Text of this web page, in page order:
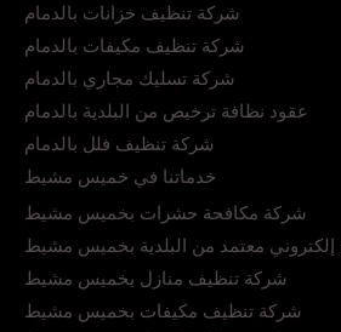
شركة تنظيف خزانات بالدمام
شركة تنظيف مكيفات بالدمام
شركة تسليك مجاري بالدمام
عقود نظافة ترخيص من البلدية بالدمام
شركة تنظيف فلل بالدمام
خدماتنا في خميس مشيط
شركة مكافحة حشرات بخميس مشيط
إلكتروني معتمد من البلدية بخميس مشيط
شركة تنظيف منازل بخميس مشيط
شركة تنظيف مكيفات بخميس مشيط